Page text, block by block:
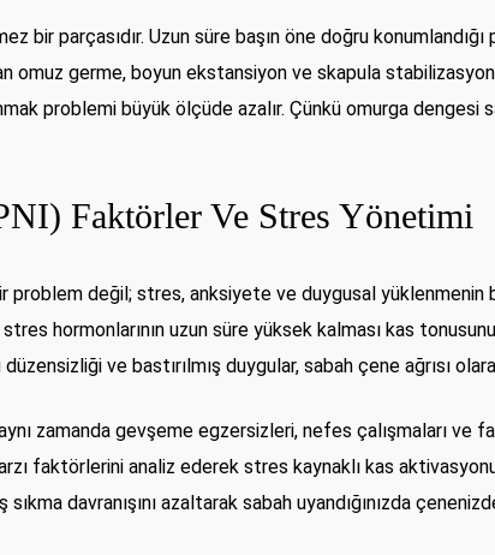
bir parçasıdır. Uzun süre başın öne doğru
omuz germe, boyun ekstansiyon ve skapula
problemi büyük ölçüde azalır. Çünkü omurga dengesi
Faktörler Ve Stres Yönetimi
problem değil; stres, anksiyete ve duygusal yüklenmenin
hormonlarının uzun süre yüksek kalması kas
ve bastırılmış duygular, sabah çene ağrısı
zamanda gevşeme egzersizleri, nefes çalışmaları ve
faktörlerini analiz ederek stres kaynaklı kas
davranışını azaltarak sabah uyandığınızda